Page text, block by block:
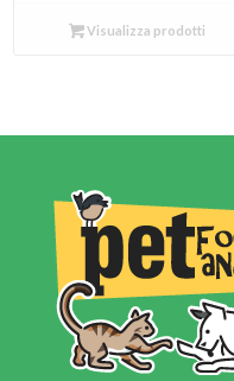
prezzo:
€65,90
Visualizza prodotti